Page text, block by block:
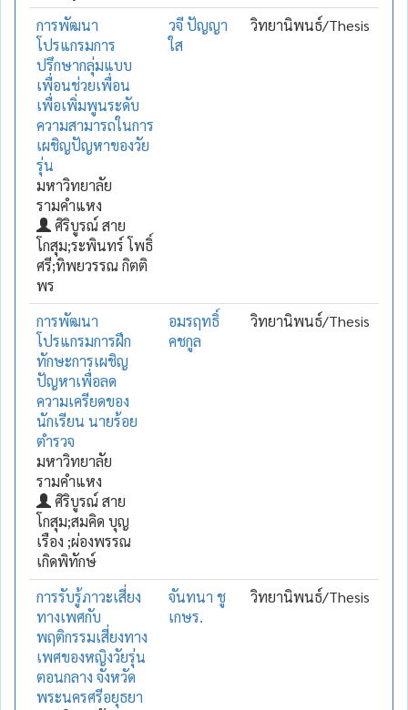
การพัฒนา
โปรแกรมการ
ปรึกษากลุ่มแบบ
เพื่อนช่วยเพื่อน
เพื่อเพิ่มพูนระดับ
ความสามารถในการ
เผชิญปัญหาของวัย
รุ่น
มหาวิทยาลัย
รามคำแหง
ศิริบูรณ์ สาย
โกสุม;ระพินทร์ โพธิ์
ศรี;ทิพยวรรณ กิตติ
พร
วจี ปัญญา
ใส
วิทยานิพนธ์/Thesis
การพัฒนา
โปรแกรมการฝึก
ทักษะการเผชิญ
ปัญหาเพื่อลด
ความเครียดของ
นักเรียน นายร้อย
ตำรวจ
มหาวิทยาลัย
รามคำแหง
ศิริบูรณ์ สาย
โกสุม;สมคิด บุญ
เรือง ;ผ่องพรรณ
เกิดพิทักษ์
อมรฤทธิ์
คชกูล
วิทยานิพนธ์/Thesis
การรับรู้ภาวะเสี่ยง
ทางเพศกับ
พฤติกรรมเสี่ยงทาง
เพศของหญิงวัยรุ่น
ตอนกลาง จังหวัด
พระนครศรีอยุธยา
จันทนา ชู
เกษร.
วิทยานิพนธ์/Thesis